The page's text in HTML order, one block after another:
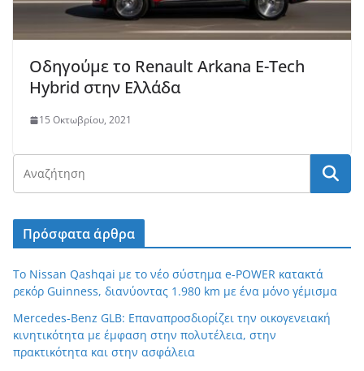
Οδηγούμε το Renault Arkana E-Tech
Hybrid στην Ελλάδα
15 Οκτωβρίου, 2021
Πρόσφατα άρθρα
Το Nissan Qashqai με το νέο σύστημα e-POWER κατακτά
ρεκόρ Guinness, διανύοντας 1.980 km με ένα μόνο γέμισμα
Mercedes-Benz GLB: Επαναπροσδιορίζει την οικογενειακή
κινητικότητα με έμφαση στην πολυτέλεια, στην
πρακτικότητα και στην ασφάλεια